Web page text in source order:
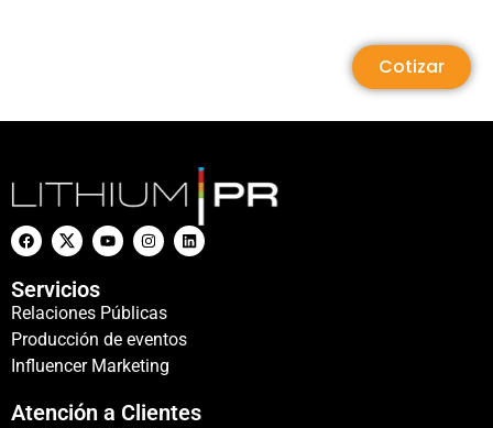
Cotizar
Servicios
Relaciones Públicas
Producción de eventos
Influencer Marketing
Atención a Clientes